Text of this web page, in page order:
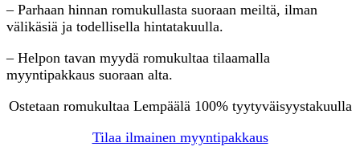
– Parhaan hinnan romukullasta suoraan meiltä, ilman
välikäsiä ja todellisella hintatakuulla.
– Helpon tavan myydä romukultaa tilaamalla
myyntipakkaus suoraan alta.
Ostetaan romukultaa Lempäälä 100% tyytyväisyystakuulla
Tilaa ilmainen myyntipakkaus